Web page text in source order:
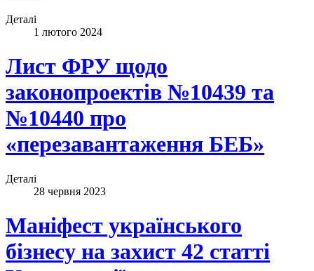
Деталі
1 лютого 2024
Лист ФРУ щодо
законопроектів №10439 та
№10440 про
«перезавантаження БЕБ»
Деталі
28 червня 2023
Маніфест українського
бізнесу на захист 42 статті